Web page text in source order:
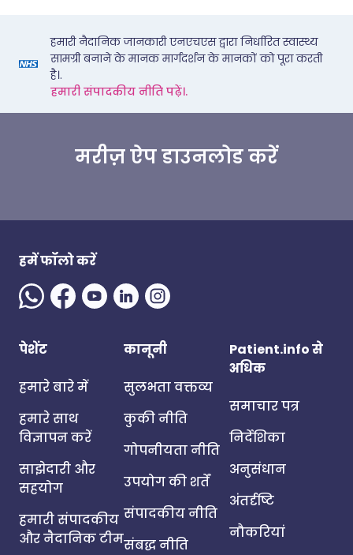
हमारी नैदानिक जानकारी एनएचएस द्वारा निर्धारित स्वास्थ्य
सामग्री बनाने के मानक मार्गदर्शन के मानकों को पूरा करती
है।.
हमारी संपादकीय नीति पढ़ें।.
मरीज़ ऐप डाउनलोड करें
हमें फॉलो करें
पेशेंट
हमारे बारे में
हमारे साथ
विज्ञापन करें
साझेदारी और
सहयोग
हमारी संपादकीय
और नैदानिक टीम
कानूनी
सुलभता वक्तव्य
कुकी नीति
गोपनीयता नीति
उपयोग की शर्तें
संपादकीय नीति
संबद्ध नीति
Patient.info से
अधिक
समाचार पत्र
निर्देशिका
अनुसंधान
अंतर्दृष्टि
नौकरियां